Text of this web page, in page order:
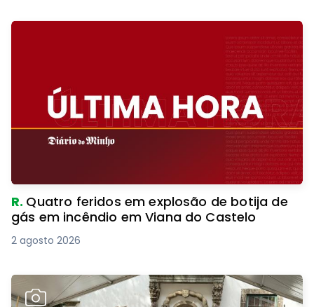
R. Quatro feridos em explosão de botija de
gás em incêndio em Viana do Castelo
2 agosto 2026